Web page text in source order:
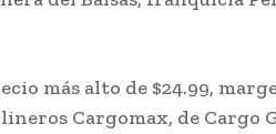
más alto de $24.99,
Cargomax, de Cargo